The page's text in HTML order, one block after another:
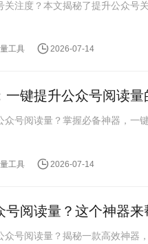
关注度？本文揭秘了提升公众号
工具 2026-07-14
一键提升公众号阅读量
众号阅读量？掌握必备神器，一
工具 2026-07-14
号阅读量？这个神器来
众号阅读量？揭秘一款高效神器